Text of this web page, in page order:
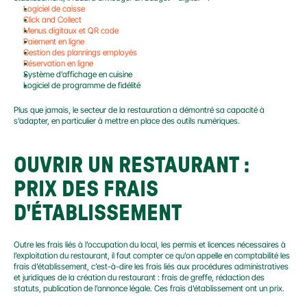
Logiciel de caisse
Click and Collect
Menus digitaux et QR code
Paiement en ligne
Gestion des plannings employés
Réservation en ligne
Système d’affichage en cuisine
Logiciel de programme de fidélité
Plus que jamais, le secteur de la restauration a démontré sa capacité à
s’adapter, en particulier à mettre en place des outils numériques.
OUVRIR UN RESTAURANT :
PRIX DES FRAIS
D'ÉTABLISSEMENT
Outre les frais liés à l’occupation du local, les permis et licences nécessaires à
l’exploitation du restaurant, il faut compter ce qu’on appelle en comptabilité les
frais d’établissement, c’est-à-dire les frais liés aux procédures administratives
et juridiques de la création du restaurant : frais de greffe, rédaction des
statuts, publication de l’annonce légale. Ces frais d’établissement ont un prix.